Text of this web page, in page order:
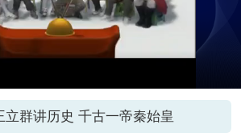
立群讲历史 千古一帝秦始皇